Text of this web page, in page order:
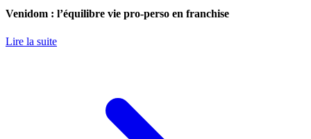
Venidom : l’équilibre vie pro-perso en franchise
Lire la suite